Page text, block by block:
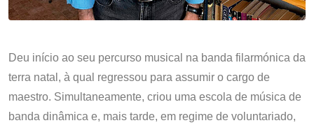
Deu início ao seu percurso musical na banda filarmónica da
terra natal, à qual regressou para assumir o cargo de
maestro. Simultaneamente, criou uma escola de música de
banda dinâmica e, mais tarde, em regime de voluntariado,